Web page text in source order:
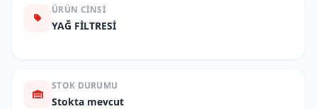
ÜRÜN CINSI
YAĞ FİLTRESİ
STOK DURUMU
Stokta mevcut